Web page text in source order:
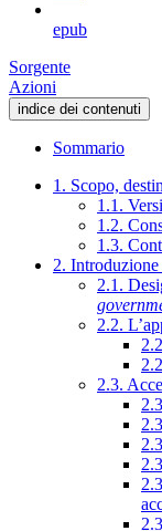
epub
Sorgente
Azioni
indice dei contenuti
Sommario
1. Scopo,
1.1.
1.2.
1.3.
2.
2.1.
2.2.
2.3.